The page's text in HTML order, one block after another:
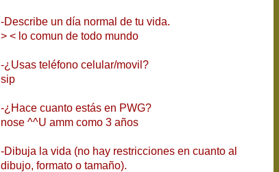
-Describe un día normal de tu vida.
> < lo comun de todo mundo
-¿Usas teléfono celular/movil?
sip
-¿Hace cuanto estás en PWG?
nose ^^U amm como 3 años
-Dibuja la vida (no hay restricciones en cuanto al
dibujo, formato o tamaño).